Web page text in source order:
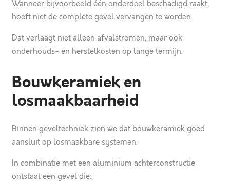
Wanneer bijvoorbeeld één onderdeel beschadigd raakt,
hoeft niet de complete gevel vervangen te worden.
Dat verlaagt niet alleen afvalstromen, maar ook
onderhouds- en herstelkosten op lange termijn.
Bouwkeramiek en
losmaakbaarheid
Binnen geveltechniek zien we dat bouwkeramiek goed
aansluit op losmaakbare systemen.
In combinatie met een aluminium achterconstructie
ontstaat een gevel die: